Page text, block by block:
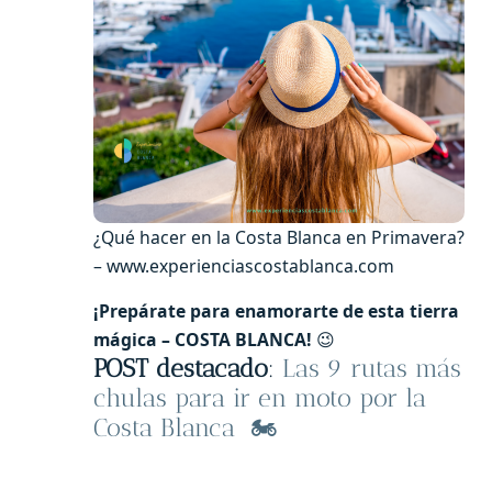
¿Qué hacer en la Costa Blanca en Primavera?
– www.experienciascostablanca.com
¡Prepárate para enamorarte de esta tierra
mágica – COSTA BLANCA! 😉
POST destacado: Las 9 rutas más
chulas para ir en moto por la
Costa Blanca 🏍️